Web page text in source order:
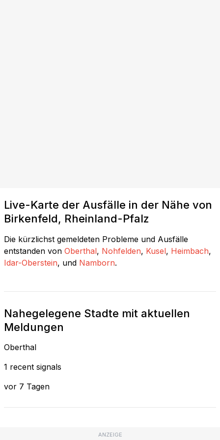
Live-Karte der Ausfälle in der Nähe von
Birkenfeld, Rheinland-Pfalz
Die kürzlichst gemeldeten Probleme und Ausfälle
entstanden von Oberthal, Nohfelden, Kusel, Heimbach,
Idar-Oberstein, und Namborn.
Nahegelegene Stadte mit aktuellen
Meldungen
Oberthal
1 recent signals
vor 7 Tagen
ANZEIGE